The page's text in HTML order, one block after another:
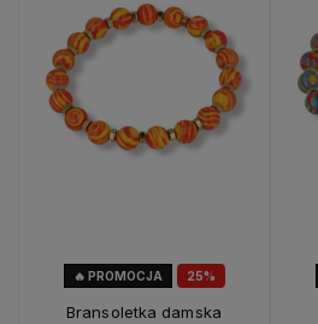
25%
🔥 PROMOCJA
Bransoletka damska